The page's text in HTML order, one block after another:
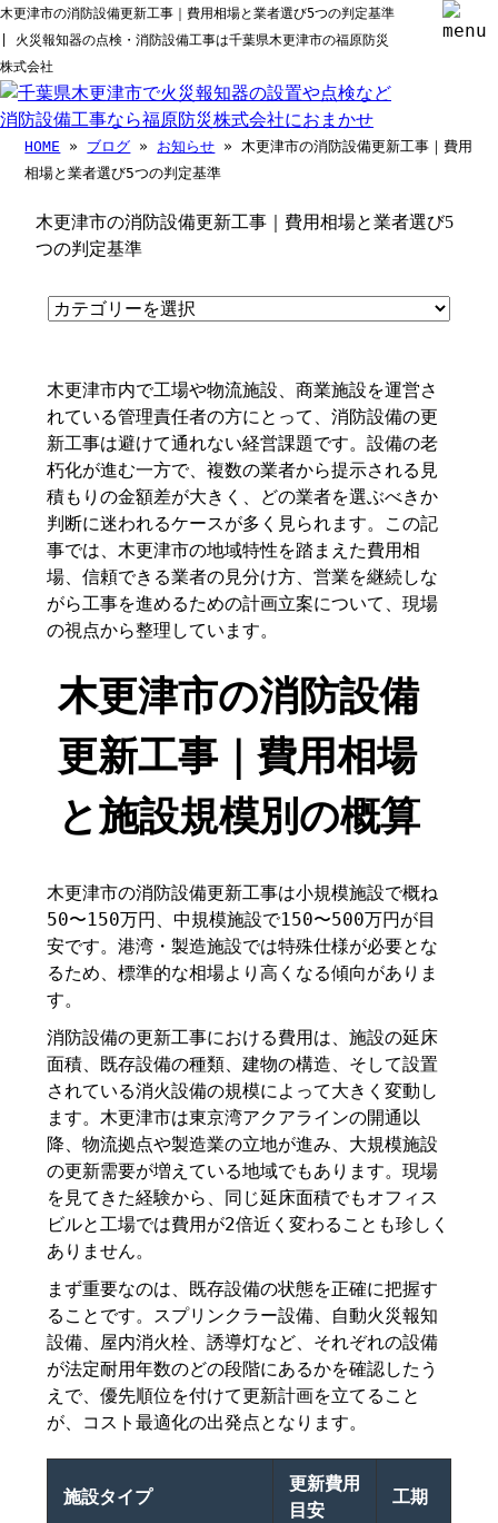
木更津市の消防設備更新工事｜費用相場と業者選び5つの判定基準
| 火災報知器の点検・消防設備工事は千葉県木更津市の福原防災
株式会社
HOME » ブログ » お知らせ » 木更津市の消防設備更新工事｜費用
相場と業者選び5つの判定基準
木更津市の消防設備更新工事｜費用相場と業者選び5
つの判定基準
木更津市内で工場や物流施設、商業施設を運営さ
れている管理責任者の方にとって、消防設備の更
新工事は避けて通れない経営課題です。設備の老
朽化が進む一方で、複数の業者から提示される見
積もりの金額差が大きく、どの業者を選ぶべきか
判断に迷われるケースが多く見られます。この記
事では、木更津市の地域特性を踏まえた費用相
場、信頼できる業者の見分け方、営業を継続しな
がら工事を進めるための計画立案について、現場
の視点から整理しています。
木更津市の消防設備
更新工事｜費用相場
と施設規模別の概算
木更津市の消防設備更新工事は小規模施設で概ね
50〜150万円、中規模施設で150〜500万円が目
安です。港湾・製造施設では特殊仕様が必要とな
るため、標準的な相場より高くなる傾向がありま
す。
消防設備の更新工事における費用は、施設の延床
面積、既存設備の種類、建物の構造、そして設置
されている消火設備の規模によって大きく変動し
ます。木更津市は東京湾アクアラインの開通以
降、物流拠点や製造業の立地が進み、大規模施設
の更新需要が増えている地域でもあります。現場
を見てきた経験から、同じ延床面積でもオフィス
ビルと工場では費用が2倍近く変わることも珍しく
ありません。
まず重要なのは、既存設備の状態を正確に把握す
ることです。スプリンクラー設備、自動火災報知
設備、屋内消火栓、誘導灯など、それぞれの設備
が法定耐用年数のどの段階にあるかを確認したう
えで、優先順位を付けて更新計画を立てること
が、コスト最適化の出発点となります。
施設タイプ
更新費用
目安
工期